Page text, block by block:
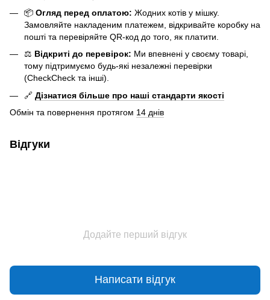
📦 Огляд перед оплатою: Жодних котів у мішку.
Замовляйте накладеним платежем, відкривайте коробку на
пошті та перевіряйте QR-код до того, як платити.
⚖️ Відкриті до перевірок: Ми впевнені у своєму товарі,
тому підтримуємо будь-які незалежні перевірки
(CheckCheck та інші).
🔗 Дізнатися більше про наші стандарти якості
Обмін та повернення протягом 14 днів
Відгуки
Додайте перший відгук
Написати відгук